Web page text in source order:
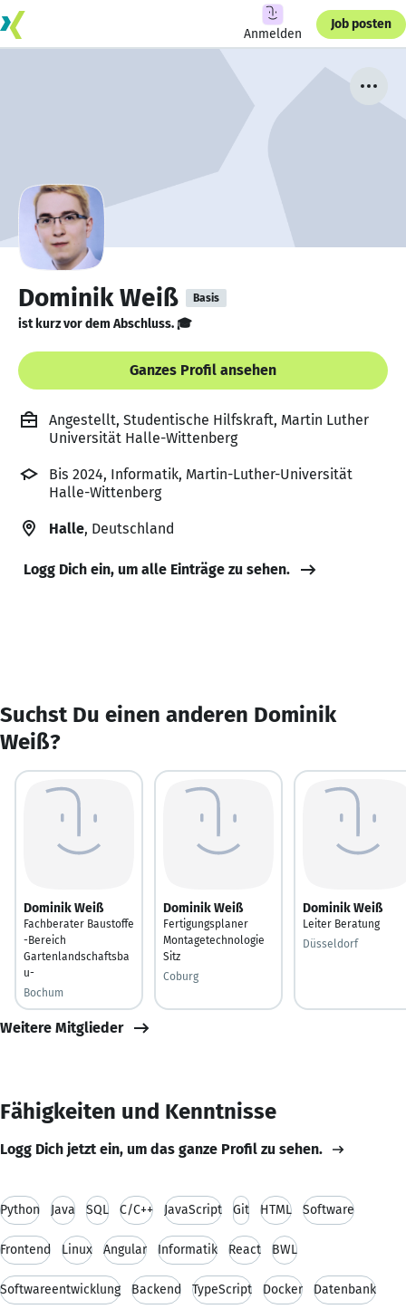
Anmelden
Job posten
Dominik Weiß Basis
ist kurz vor dem Abschluss. 🎓
Ganzes Profil ansehen
Angestellt, Studentische Hilfskraft, Martin Luther
Universität Halle-Wittenberg
Bis 2024, Informatik, Martin-Luther-Universität
Halle-Wittenberg
Halle, Deutschland
Logg Dich ein, um alle Einträge zu sehen.
Suchst Du einen anderen Dominik
Weiß?
Dominik Weiß
Fachberater Baustoffe
-Bereich
Gartenlandschaftsba
u-
Bochum
Dominik Weiß
Fertigungsplaner
Montagetechnologie
Sitz
Coburg
Dominik Weiß
Leiter Beratung
Düsseldorf
Weitere Mitglieder
Fähigkeiten und Kenntnisse
Logg Dich jetzt ein, um das ganze Profil zu sehen.
Python Java SQL C/C++ JavaScript Git HTML Software
Frontend Linux Angular Informatik React BWL
Softwareentwicklung Backend TypeScript Docker Datenbank